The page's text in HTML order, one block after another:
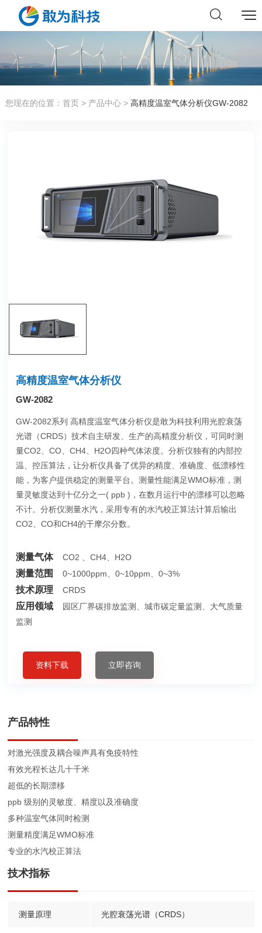
您现在的位置： 首页> 产品中心> 高精度温室气体分析仪GW-2082
高精度温室气体分析仪
GW-2082
GW-2082系列 高精度温室气体分析仪是敢为科技利用光腔衰荡
光谱（CRDS）技术自主研发、生产的高精度分析仪，可同时测
量CO2、CO、CH4、H2O四种气体浓度。分析仪独有的内部控
温、控压算法，让分析仪具备了优异的精度、准确度、低漂移性
能，为客户提供稳定的测量平台。测量性能满足WMO标准，测
量灵敏度达到十亿分之一( ppb )，在数月运行中的漂移可以忽略
不计。分析仪测量水汽，采用专有的水汽校正算法计算后输出
CO2、CO和CH4的干摩尔分数。
测量气体 CO2 、CH4、H2O
测量范围 0~1000ppm、0~10ppm、0~3%
技术原理 CRDS
应用领域
园区厂界碳排放监测、城市碳定量监测、大气质量
监测
资料下载 立即咨询
产品特性
对激光强度及耦合噪声具有免疫特性
有效光程长达几十千米
超低的长期漂移
ppb 级别的灵敏度、精度以及准确度
多种温室气体同时检测
测量精度满足WMO标准
专业的水汽校正算法
技术指标
测量原理 光腔衰荡光谱（CRDS）